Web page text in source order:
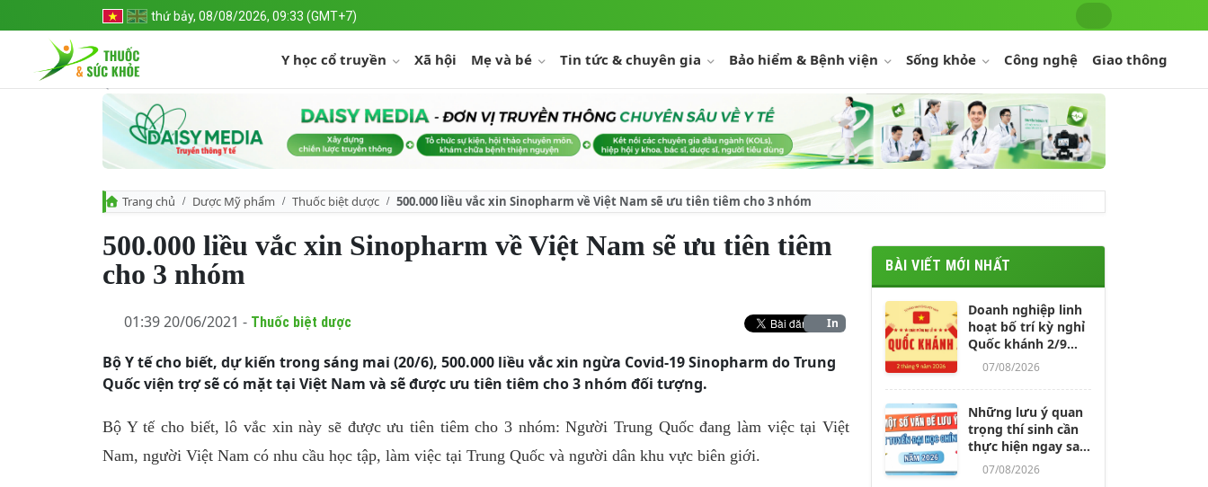
thứ bảy, 08/08/2026, 09:33 (GMT+7)
Y học cổ truyền Xã hội Mẹ và bé Tin tức & chuyên gia Bảo hiểm & Bệnh viện Sống khỏe Công nghệ Giao thông
Trang chủ Dược Mỹ phẩm Thuốc biệt dược 500.000 liều vắc xin Sinopharm về Việt Nam sẽ ưu tiên tiêm cho 3 nhóm
500.000 liều vắc xin Sinopharm về Việt Nam sẽ ưu tiên tiêm
cho 3 nhóm
01:39 20/06/2021 - Thuốc biệt dược In
Bộ Y tế cho biết, dự kiến trong sáng mai (20/6), 500.000 liều vắc xin ngừa Covid-19 Sinopharm do Trung
Quốc viện trợ sẽ có mặt tại Việt Nam và sẽ được ưu tiên tiêm cho 3 nhóm đối tượng.
Bộ Y tế cho biết, lô vắc xin này sẽ được ưu tiên tiêm cho 3 nhóm: Người Trung Quốc đang làm việc tại Việt
Nam, người Việt Nam có nhu cầu học tập, làm việc tại Trung Quốc và người dân khu vực biên giới.
BÀI VIẾT MỚI NHẤT
Doanh nghiệp linh
hoạt bố trí kỳ nghỉ
Quốc khánh 2/9
kéo dài 4-5 ngày
07/08/2026
Những lưu ý quan
trọng thí sinh cần
thực hiện ngay sau
khi các trường
07/08/2026